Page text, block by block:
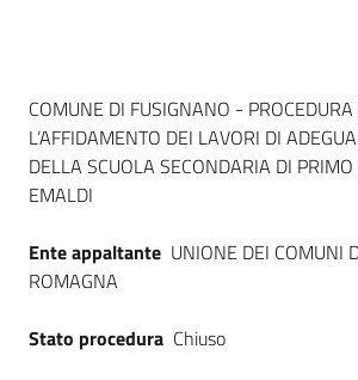
Dati del bando
COMUNE DI FUSIGNANO - PROCEDURA
L’AFFIDAMENTO DEI LAVORI DI
DELLA SCUOLA SECONDARIA DI
EMALDI
Ente appaltante UNIONE DEI COMUNI
ROMAGNA
Stato procedura Chiuso